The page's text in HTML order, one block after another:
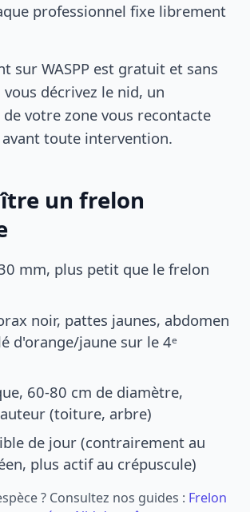
professionnel fixe librement
sur WASPP est gratuit et sans
décrivez le nid, un
votre zone vous recontacte
toute intervention.
un frelon
mm, plus petit que le frelon
noir, pattes jaunes, abdomen
d'orange/jaune sur le 4ᵉ
60-80 cm de diamètre,
(toiture, arbre)
de jour (contrairement au
plus actif au crépuscule)
? Consultez nos guides : Frelon